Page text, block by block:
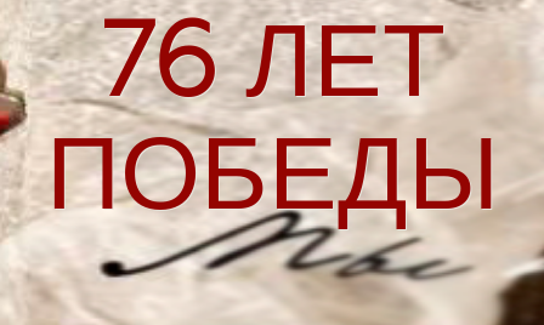
76ЛЕТ
ПОБЕДЫ